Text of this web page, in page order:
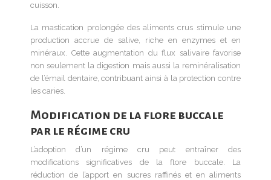
cuisson.
La mastication prolongée des aliments crus stimule une
production accrue de salive, riche en enzymes et en
minéraux. Cette augmentation du flux salivaire favorise
non seulement la digestion mais aussi la reminéralisation
de l’émail dentaire, contribuant ainsi à la protection contre
les caries.
Modification de la flore buccale
par le régime cru
L’adoption d’un régime cru peut entraîner des
modifications significatives de la flore buccale. La
réduction de l’apport en sucres raffinés et en aliments